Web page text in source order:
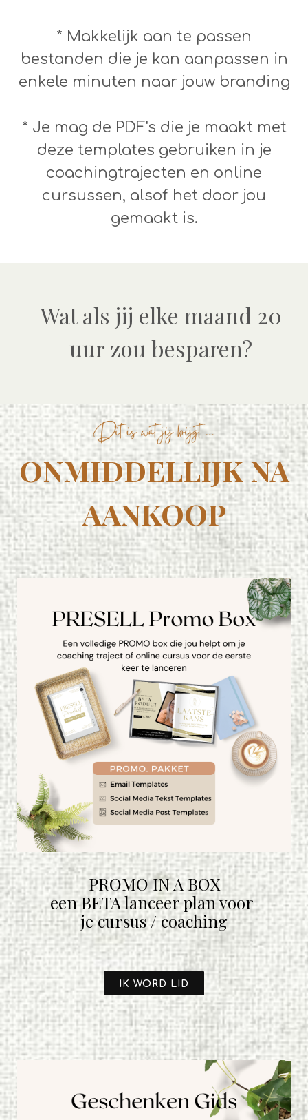
* Makkelijk aan te passen
bestanden die je kan aanpassen in
enkele minuten naar jouw branding
* Je mag de PDF's die je maakt met
deze templates gebruiken in je
coachingtrajecten en online
cursussen, alsof het door jou
gemaakt is.
Wat als jij elke maand 20
uur zou besparen?
ONMIDDELLIJK NA
AANKOOP
PROMO IN A BOX
een BETA lanceer plan voor
je cursus / coaching
IK WORD LID